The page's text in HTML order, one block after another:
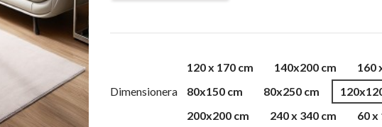
Dimensionera
120 x 170 cm 140x200 cm 160
80x150 cm
80x250 cm
200x200 cm
240 x 340 cm 60 x